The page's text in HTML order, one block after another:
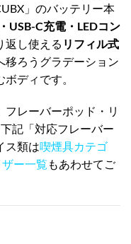
」のバッテリー本
USB-C充電・LEDコン
返し使える リフィル式
移ろうグラデーション
ディです。
フレーバーポッド・リ
記「対応フレーバー
ス類は喫煙具カテゴ
ー一覧 もあわせてご